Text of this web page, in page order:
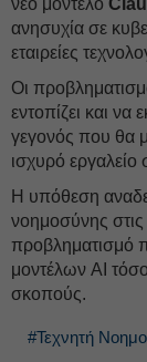
νέο μοντέλο
ανησυχία σε
εταιρείες
Οι
εντοπίζει και να
γεγονός που θα
ισχυρό
Η υπόθεση
νοημοσύνης στις
προβληματισμό
μοντέλων AI τόσο
σκοπούς.
#Τεχνητή